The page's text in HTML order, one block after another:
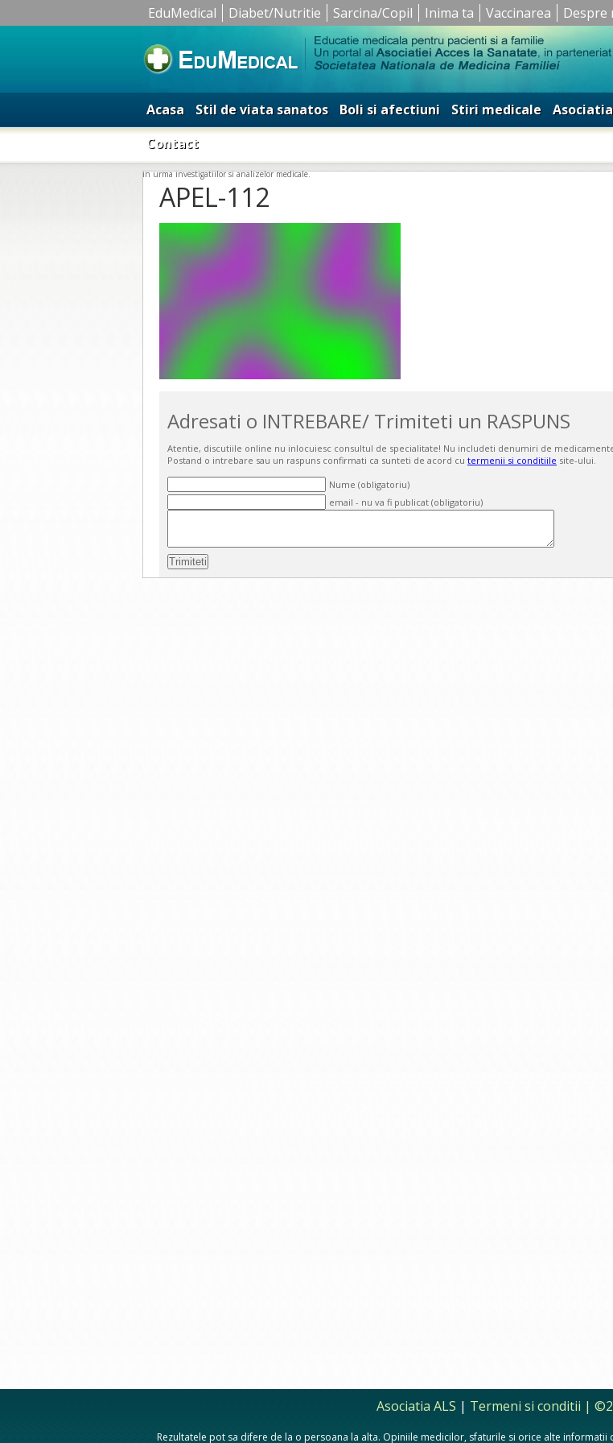
EduMedical Diabet/Nutritie Sarcina/Copil Inima ta Vaccinarea Despre
Acasa Stil de viata sanatos Boli si afectiuni Stiri medicale
Asociatia
Contact
in urma investigatiilor si analizelor medicale.
APEL-112
Adresati o INTREBARE/ Trimiteti un RASPUNS
Atentie, discutiile online nu inlocuiesc consultul de specialitate! Nu includeti denumiri de
Postand o intrebare sau un raspuns confirmati ca sunteti de acord cu termenii si conditiile site-ului.
Nume (obligatoriu)
email - nu va fi publicat (obligatoriu)
Asociatia ALS | Termeni si conditii |
Rezultatele pot sa difere de la o persoana la alta. Opiniile medicilor, sfaturile si orice alte